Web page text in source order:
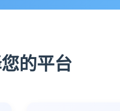
的平台